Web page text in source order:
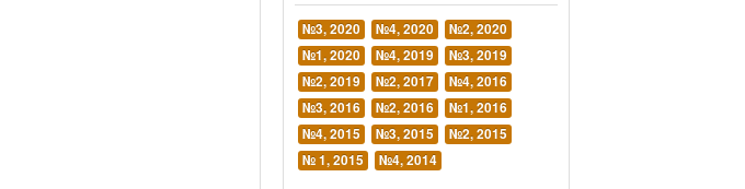
№3, 2020 №4, 2020
№2, 2020
№1, 2020
№4, 2019
№3, 2019
№2, 2019
№2, 2017
№4, 2016
№3, 2016
№2, 2016
№1, 2016
№4, 2015
№3, 2015
№2, 2015
№ 1, 2015
№4, 2014